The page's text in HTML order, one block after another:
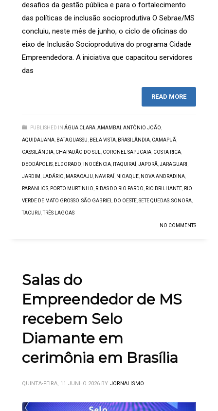
desafios da gestão pública e para o fortalecimento
das políticas de inclusão socioprodutiva O Sebrae/MS
concluiu, neste mês de junho, o ciclo de oficinas do
eixo de Inclusão Socioprodutiva do programa Cidade
Empreendedora. A iniciativa que capacitou servidores
das
READ MORE
PUBLISHED IN ÁGUA CLARA,AMAMBAI ,ANTÔNIO JOÃO,
AQUIDAUANA, BATAGUASSU, BELA VISTA, BRASILÂNDIA, CAMAPUÃ,
CASSILÂNDIA, CHAPADÃO DO SUL, CORONEL SAPUCAIA, COSTA RICA,
DEODÁPOLIS, ELDORADO, INOCÊNCIA, ITAQUIRAÍ ,JAPORÃ,JARAGUARI ,
JARDIM , LADÁRIO, MARACAJU, NAVIRAÍ , NIOAQUE, NOVA ANDRADINA,
PARANHOS, PORTO MURTINHO, RIBAS DO RIO PARDO, RIO BRILHANTE, RIO
VERDE DE MATO GROSSO,SÃO GABRIEL DO OESTE,SETE QUEDAS,SONORA,
TACURU,TRÊS LAGOAS
NO COMMENTS
Salas do
Empreendedor de MS
recebem Selo
Diamante em
cerimônia em Brasília
QUINTA-FEIRA, 11 JUNHO 2026 BY JORNALISMO